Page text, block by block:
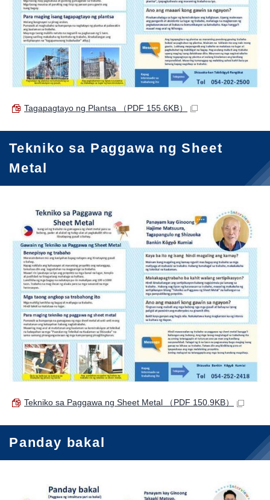
Tagapagtayo ng Plantsa （PDF 155.6KB）
Tekniko sa Paggawa ng Sheet
Metal
Tekniko sa Paggawa ng Sheet Metal （PDF 150.9KB）
Panday bakal